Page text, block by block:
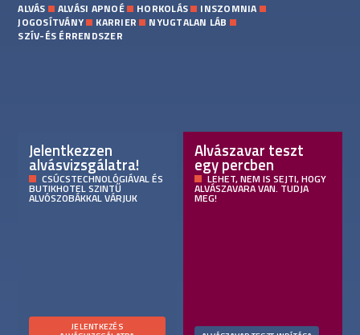
ALVÁS ALVÁSI APNOÉ HORKOLÁS
INSZOMNIA
JOGOSÍTVÁNY
KARRIER
NYUGTALAN LÁB
SZÍV-ÉS ÉRRENDSZER
Jelentkezzen
alvásvizsgálatra!
CSÚCSTECHNOLÓGIÁVAL ÉS
BUTIKHOTEL SZINTŰ
ALVÓSZOBÁKKAL VÁRJUK
JELENTKEZÉS
Alvászavar teszt
egy percben
LEHET, NEM IS SEJTI, HOGY
ALVÁSZAVARA VAN. TUDJA
MEG!